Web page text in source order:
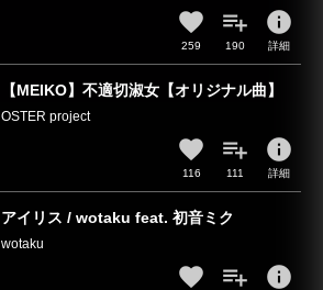
259 190
info
詳細
【MEIKO】不適切淑女【オリジナル曲】
OSTER project
116 111
info
詳細
アイリス / wotaku feat. 初音ミク
wotaku
info